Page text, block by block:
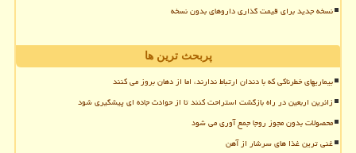
نسخه جدید برای قیمت گذاری داروهای بدون نسخه
پربحث ترین ها
بیماریهای خطرناکی که با دندان ارتباط ندارند، اما از دهان بروز می کنند
زائرین اربعین در راه بازگشت استراحت کنند تا از حوادث جاده ای پیشگیری شود
محصولات بدون مجوز روجا جمع آوری می شود
غنی ترین غذا های سرشار از آهن